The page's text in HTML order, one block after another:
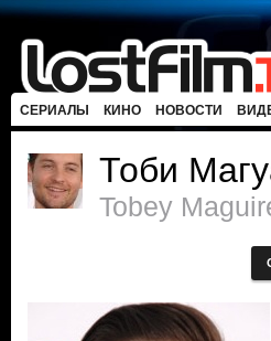
СЕРИАЛЫ КИНО НОВОСТИ
Тоби
Tobey